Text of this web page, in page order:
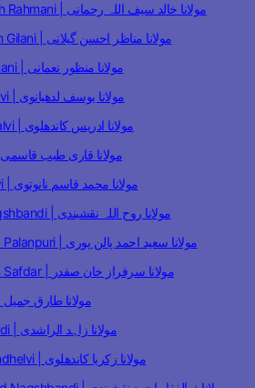
Maulana Khalid Saifullah Rahmani | مولانا خالد سیف اللہ رحمانی
Maulana Manazir Ahsan Gilani | مولانا مناظر احسن گیلانی
Maulana Manzoor Nomani | مولانا منظور نعمانی
Maulana Yusuf Ludhianvi | مولانا یوسف لدھیانوی
Maulana Idrees Kandhalvi | مولانا ادریس کاندھلوی
Maulana Qari Tayyab | مولانا قاری طیب قاسمی
Maulana Qasim Nanotvi | مولانا محمد قاسم نانوتوی
Maulana Roohullah Naqshbandi | مولانا روح اللہ نقشبندی
Maulana Saeed Ahmad Palanpuri | مولانا سعید احمد پالن پوری
Maulana Sarfaraz Khan Safdar | مولانا سرفراز خان صفدر
Maulana Tariq Jameel | مولانا طارق جمیل
Maulana Zahid Ur Rashdi | مولانا زاہد الراشدی
Maulana Zakariyya Kandhelvi | مولانا زکریا کاندھلوی